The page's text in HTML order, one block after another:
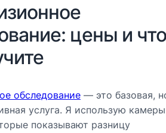
цены и что
обследование — это базовая,
услуга. Я использую камеры
показывают разницу